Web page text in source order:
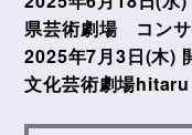
県芸術劇場 コン
2025年7月3日(木)
文化芸術劇場hitaru